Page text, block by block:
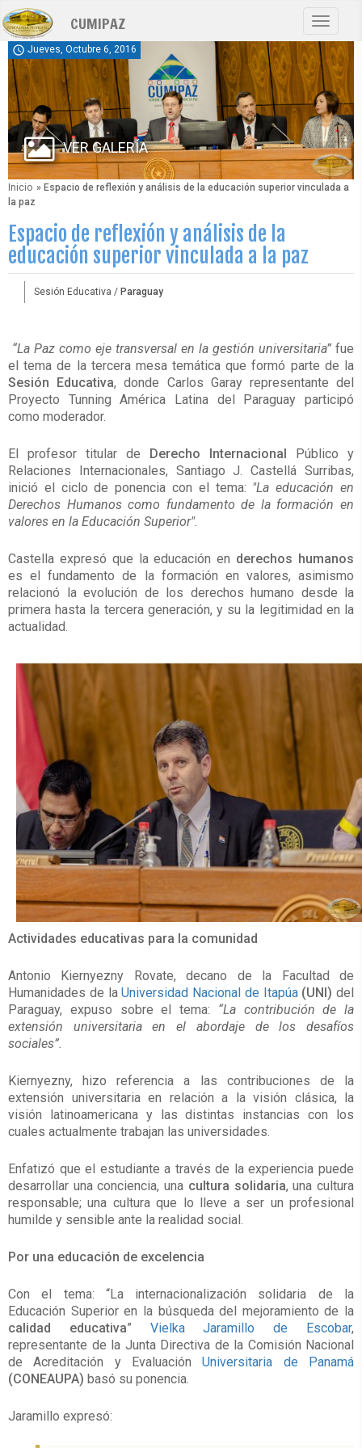
Pasar
al
contenido
principal
Toggle
CUMIPAZ
schedule Jueves, Octubre 6, 2016
VER GALERÍA
Inicio » Espacio de reflexión y análisis de la educación superior vinculada a
la paz
Espacio de reflexión y análisis de la
educación superior vinculada a la paz
Sesión Educativa / Paraguay
“La Paz como eje transversal en la gestión universitaria” fue
el tema de la tercera mesa temática que formó parte de la
Sesión Educativa, donde Carlos Garay representante del
Proyecto Tunning América Latina del Paraguay participó
como moderador.
El profesor titular de Derecho Internacional
Público y
Relaciones Internacionales, Santiago J. Castellá Surribas,
inició el ciclo de ponencia con el tema: "La educación en
Derechos Humanos como fundamento de la formación en
valores en la Educación Superior".
Castella expresó que la educación en derechos humanos
es el fundamento de la formación en valores, asimismo
relacionó la evolución de los derechos humano desde la
primera hasta la tercera generación, y su la legitimidad en la
actualidad.
Actividades educativas para la comunidad
Antonio Kiernyezny Rovate, decano de la Facultad de
Humanidades de laUniversidad Nacional de Itapúa (UNI) del
Paraguay, expuso sobre el tema: “La contribución de la
extensión universitaria en el abordaje de los desafíos
sociales”.
Kiernyezny, hizo referencia a las contribuciones de la
extensión universitaria en relación a la visión clásica, la
visión latinoamericana y las distintas instancias con los
cuales actualmente trabajan las universidades.
Enfatizó que el estudiante a través de la experiencia puede
desarrollar una conciencia, una cultura solidaria, una cultura
responsable; una cultura que lo lleve a ser un profesional
humilde y sensible ante la realidad social.
Por una educación de excelencia
Con el tema: “La internacionalización solidaria de la
Educación Superior en la búsqueda del mejoramiento de la
calidad educativa” Vielka Jaramillo de Escobar,
representante de la Junta Directiva de la Comisión Nacional
de Acreditación y EvaluaciónUniversitaria de Panamá
(CONEAUPA) basó su ponencia.
Jaramillo expresó: